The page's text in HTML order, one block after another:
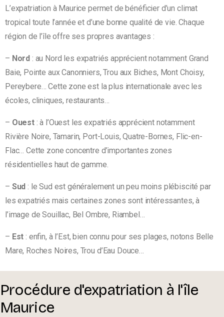
L’expatriation à Maurice permet de bénéficier d’un climat
tropical toute l’année et d’une bonne qualité de vie. Chaque
région de l’île offre ses propres avantages :
– Nord : au Nord les expatriés apprécient notamment Grand
Baie, Pointe aux Canonniers, Trou aux Biches, Mont Choisy,
Pereybere… Cette zone est la plus internationale avec les
écoles, cliniques, restaurants…
– Ouest: à l’Ouest les expatriés apprécient notamment
Rivière Noire, Tamarin, Port-Louis, Quatre-Bornes, Flic-en-
Flac… Cette zone concentre d’importantes zones
résidentielles haut de gamme.
– Sud : le Sud est généralement un peu moins plébiscité par
les expatriés mais certaines zones sont intéressantes, à
l’image de Souillac, Bel Ombre, Riambel…
– Est : enfin, à l’Est, bien connu pour ses plages, notons Belle
Mare, Roches Noires, Trou d’Eau Douce…
Procédure d'expatriation à l'île
Maurice